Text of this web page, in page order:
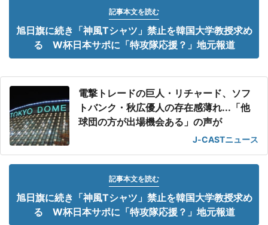
記事本文を読む
旭日旗に続き「神風Tシャツ」禁止を韓国大学教授求め
る W杯日本サポに「特攻隊応援？」地元報道
電撃トレードの巨人・リチャード、ソフ
トバンク・秋広優人の存在感薄れ...「他
球団の方が出場機会ある」の声が
J-CASTニュース
記事本文を読む
旭日旗に続き「神風Tシャツ」禁止を韓国大学教授求め
る W杯日本サポに「特攻隊応援？」地元報道